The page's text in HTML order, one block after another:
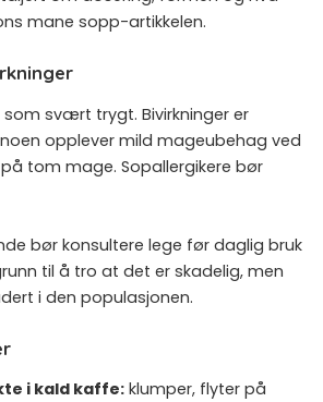
mane sopp-artikkelen.
som svært trygt. Bivirkninger er
opplever mild mageubehag ved
tom mage. Sopallergikere bør
bør konsultere lege før daglig bruk
til å tro at det er skadelig, men
i den populasjonen.
i kald kaffe: klumper, flyter på